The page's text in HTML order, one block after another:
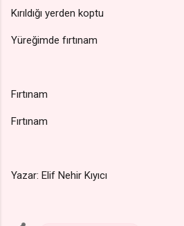
Kırıldığı yerden koptu
Yüreğimde fırtınam
Fırtınam
Fırtınam
Yazar: Elif Nehir Kıyıcı